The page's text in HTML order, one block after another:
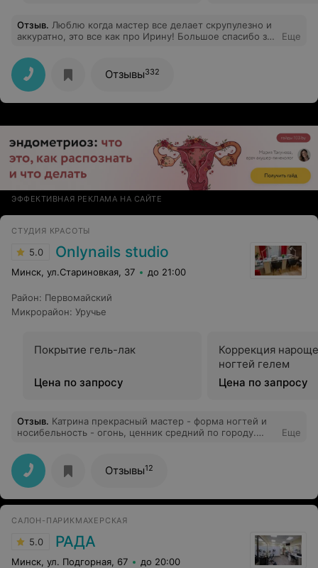
Отзыв. Люблю когда мастер все делает скрупулезно и
аккуратно, это все как про Ирину! Большое спасибо за
Еще
Отзывы332
ЭФФЕКТИВНАЯ РЕКЛАМА НА САЙТЕ
СТУДИЯ КРАСОТЫ
5.0 Onlynails studio
Минск, ул.Стариновкая, 37 до 21:00
Район: Первомайский
Микрорайон: Уручье
Покрытие гель-лак
Цена по запросу
Коррекция
ногтей гелем
Цена по запросу
Отзыв. Катрина прекрасный мастер - форма ногтей и
носибельность - огонь, ценник средний по городу.
телеку. Советую
Еще
Отзывы12
САЛОН-ПАРИКМАХЕРСКАЯ
5.0 РАДА
Минск, ул. Подгорная, 67 до 20:00